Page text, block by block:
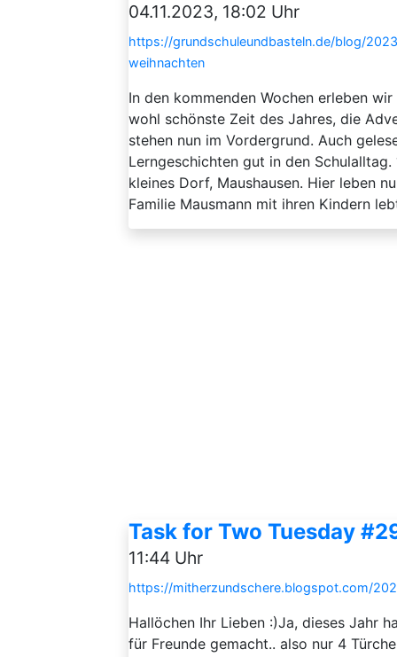
04.11.2023, 18:02 Uhr
https://grundschuleundbasteln.de/blog/
weihnachten
In den kommenden Wochen erleben
wohl schönste Zeit des Jahres, die
stehen nun im Vordergrund. Auch
Lerngeschichten gut in den
kleines Dorf, Maushausen. Hier leben
Familie Mausmann mit ihren Kindern
Task for Two Tuesday
11:44 Uhr
https://mitherzundschere.blogspot.com/
Hallöchen Ihr Lieben :)Ja, dieses Jahr
für Freunde gemacht.. also nur 4